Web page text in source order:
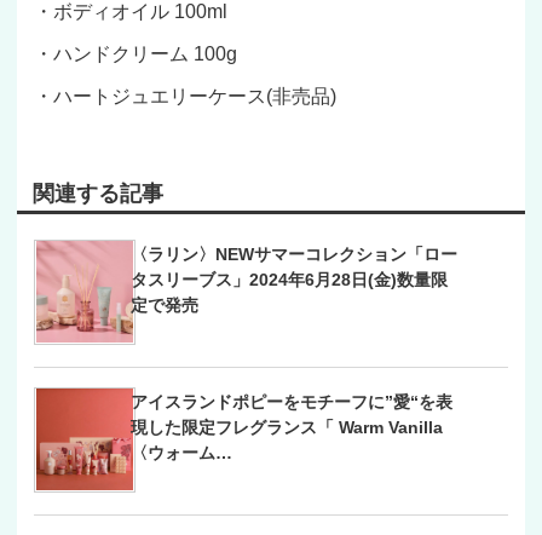
・ボディオイル 100ml
・ハンドクリーム 100g
・ハートジュエリーケース(非売品)
関連する記事
〈ラリン〉NEWサマーコレクション「ロー
タスリーブス」2024年6月28日(金)数量限
定で発売
アイスランドポピーをモチーフに”愛“を表
現した限定フレグランス「 Warm Vanilla
〈ウォーム…